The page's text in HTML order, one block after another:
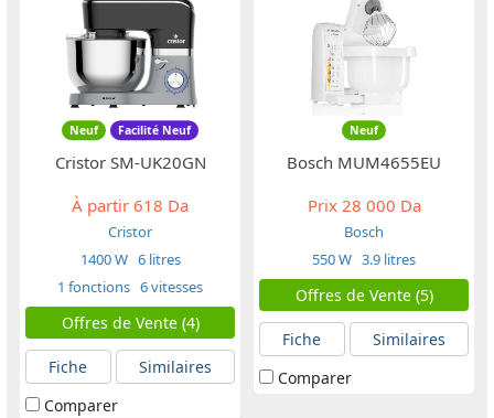
Neuf Facilité Neuf
Cristor SM-UK20GN
À partir 618 Da
Cristor
1400 W 6 litres
1 fonctions 6 vitesses
Offres de Vente (4)
Fiche
Similaires
Comparer
Neuf
Bosch MUM4655EU
Prix28 000 Da
Bosch
550 W 3.9 litres
Offres de Vente (5)
Fiche
Similaires
Comparer